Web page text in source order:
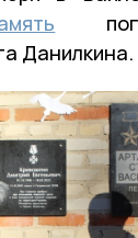
Данилкина.